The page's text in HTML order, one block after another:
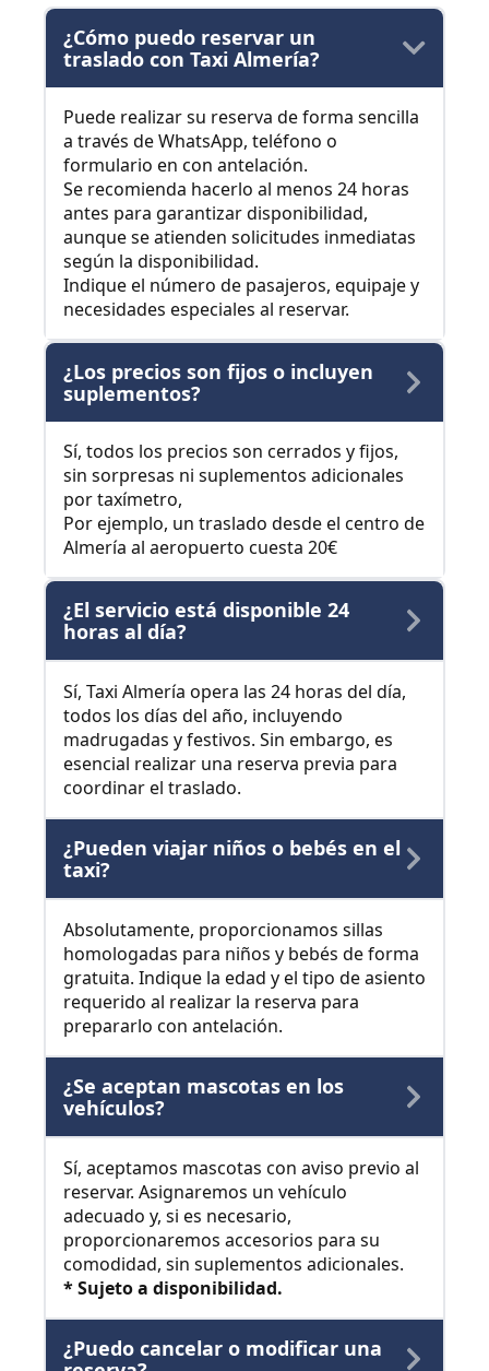
¿Cómo puedo reservar un
traslado con Taxi Almería?
Puede realizar su reserva de forma sencilla
a través de WhatsApp, teléfono o
formulario en con antelación.
Se recomienda hacerlo al menos 24 horas
antes para garantizar disponibilidad,
aunque se atienden solicitudes inmediatas
según la disponibilidad.
Indique el número de pasajeros, equipaje y
necesidades especiales al reservar.
¿Los precios son fijos o incluyen
suplementos?
Sí, todos los precios son cerrados y fijos,
sin sorpresas ni suplementos adicionales
por taxímetro,
Por ejemplo, un traslado desde el centro de
Almería al aeropuerto cuesta 20€
¿El servicio está disponible 24
horas al día?
Sí, Taxi Almería opera las 24 horas del día,
todos los días del año, incluyendo
madrugadas y festivos. Sin embargo, es
esencial realizar una reserva previa para
coordinar el traslado.
¿Pueden viajar niños o bebés en el
taxi?
Absolutamente, proporcionamos sillas
homologadas para niños y bebés de forma
gratuita. Indique la edad y el tipo de asiento
requerido al realizar la reserva para
prepararlo con antelación.
¿Se aceptan mascotas en los
vehículos?
Sí, aceptamos mascotas con aviso previo al
reservar. Asignaremos un vehículo
adecuado y, si es necesario,
proporcionaremos accesorios para su
comodidad, sin suplementos adicionales.
* Sujeto a disponibilidad.
¿Puedo cancelar o modificar una